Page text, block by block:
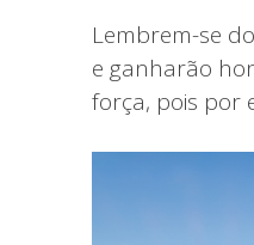
Lembrem-se
e ganharão
força, pois por